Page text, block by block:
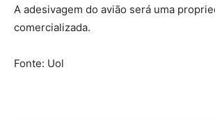
A adesivagem do avião será uma
comercializada.
Fonte: Uol